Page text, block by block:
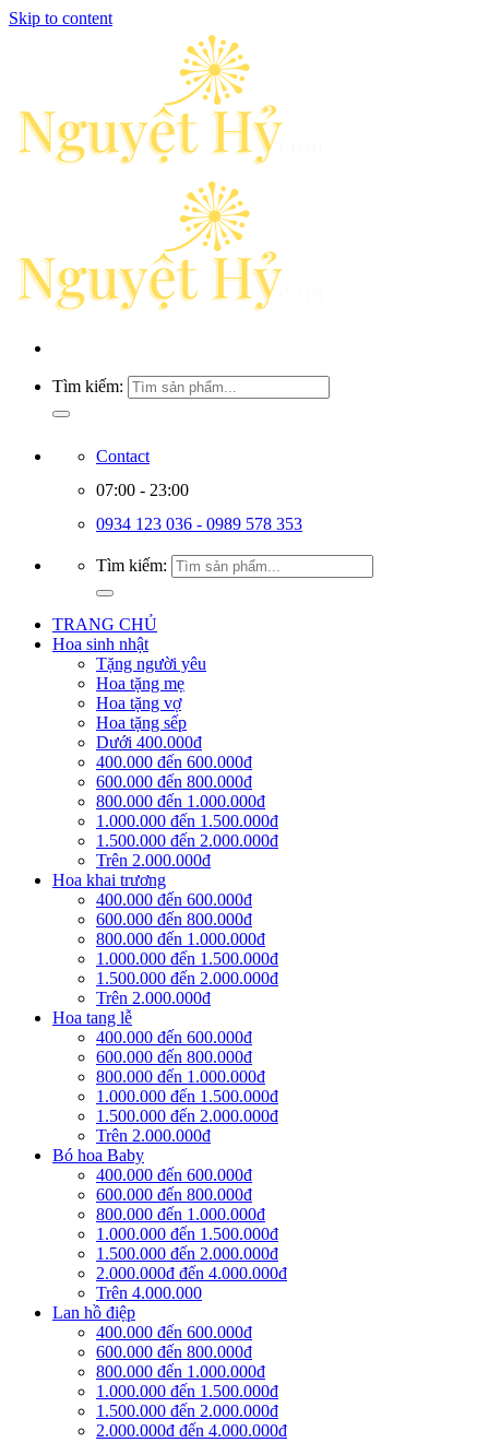
Skip to content
Tìm kiếm:
Contact
07:00 - 23:00
0934 123 036 - 0989 578 353
Tìm kiếm:
TRANG CHỦ
Hoa sinh nhật
Tặng người yêu
Hoa tặng mẹ
Hoa tặng vợ
Hoa tặng sếp
Dưới 400.000đ
400.000 đến 600.000đ
600.000 đến 800.000đ
800.000 đến 1.000.000đ
1.000.000 đến 1.500.000đ
1.500.000 đến 2.000.000đ
Trên 2.000.000đ
Hoa khai trương
400.000 đến 600.000đ
600.000 đến 800.000đ
800.000 đến 1.000.000đ
1.000.000 đến 1.500.000đ
1.500.000 đến 2.000.000đ
Trên 2.000.000đ
Hoa tang lễ
400.000 đến 600.000đ
600.000 đến 800.000đ
800.000 đến 1.000.000đ
1.000.000 đến 1.500.000đ
1.500.000 đến 2.000.000đ
Trên 2.000.000đ
Bó hoa Baby
400.000 đến 600.000đ
600.000 đến 800.000đ
800.000 đến 1.000.000đ
1.000.000 đến 1.500.000đ
1.500.000 đến 2.000.000đ
2.000.000đ đến 4.000.000đ
Trên 4.000.000
Lan hồ điệp
400.000 đến 600.000đ
600.000 đến 800.000đ
800.000 đến 1.000.000đ
1.000.000 đến 1.500.000đ
1.500.000 đến 2.000.000đ
2.000.000đ đến 4.000.000đ